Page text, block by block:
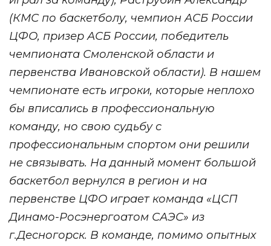
(КМС по баскетболу, чемпион АСБ России
ЦФО, призер АСБ России, победитель
чемпионата Смоленской области и
первенства Ивановской области). В нашем
чемпионате есть игроки, которые неплохо
бы вписались в профессиональную
команду, но свою судьбу с
профессиональным спортом они решили
не связывать. На данный момент большой
баскетбол вернулся в регион и на
первенстве ЦФО играет команда «ЦСП
Динамо-Росэнергоатом САЭС» из
г.Десногорск. В команде, помимо опытных